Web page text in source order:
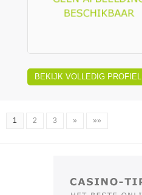
BEKIJK VOLLEDIG PROFIEL
1 2 3 » »»